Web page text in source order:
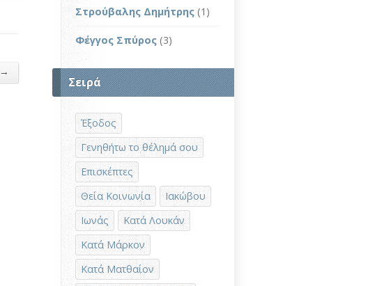
→
Στρούβαλης Δημήτρης (1)
Φέγγος Σπύρος (3)
Σειρά
Έξοδος
Γενηθήτω το θέλημά σου
Επισκέπτες
Θεία Κοινωνία
Ιακώβου
Ιωνάς
Κατά Λουκάν
Κατά Μάρκον
Κατά Ματθαίον